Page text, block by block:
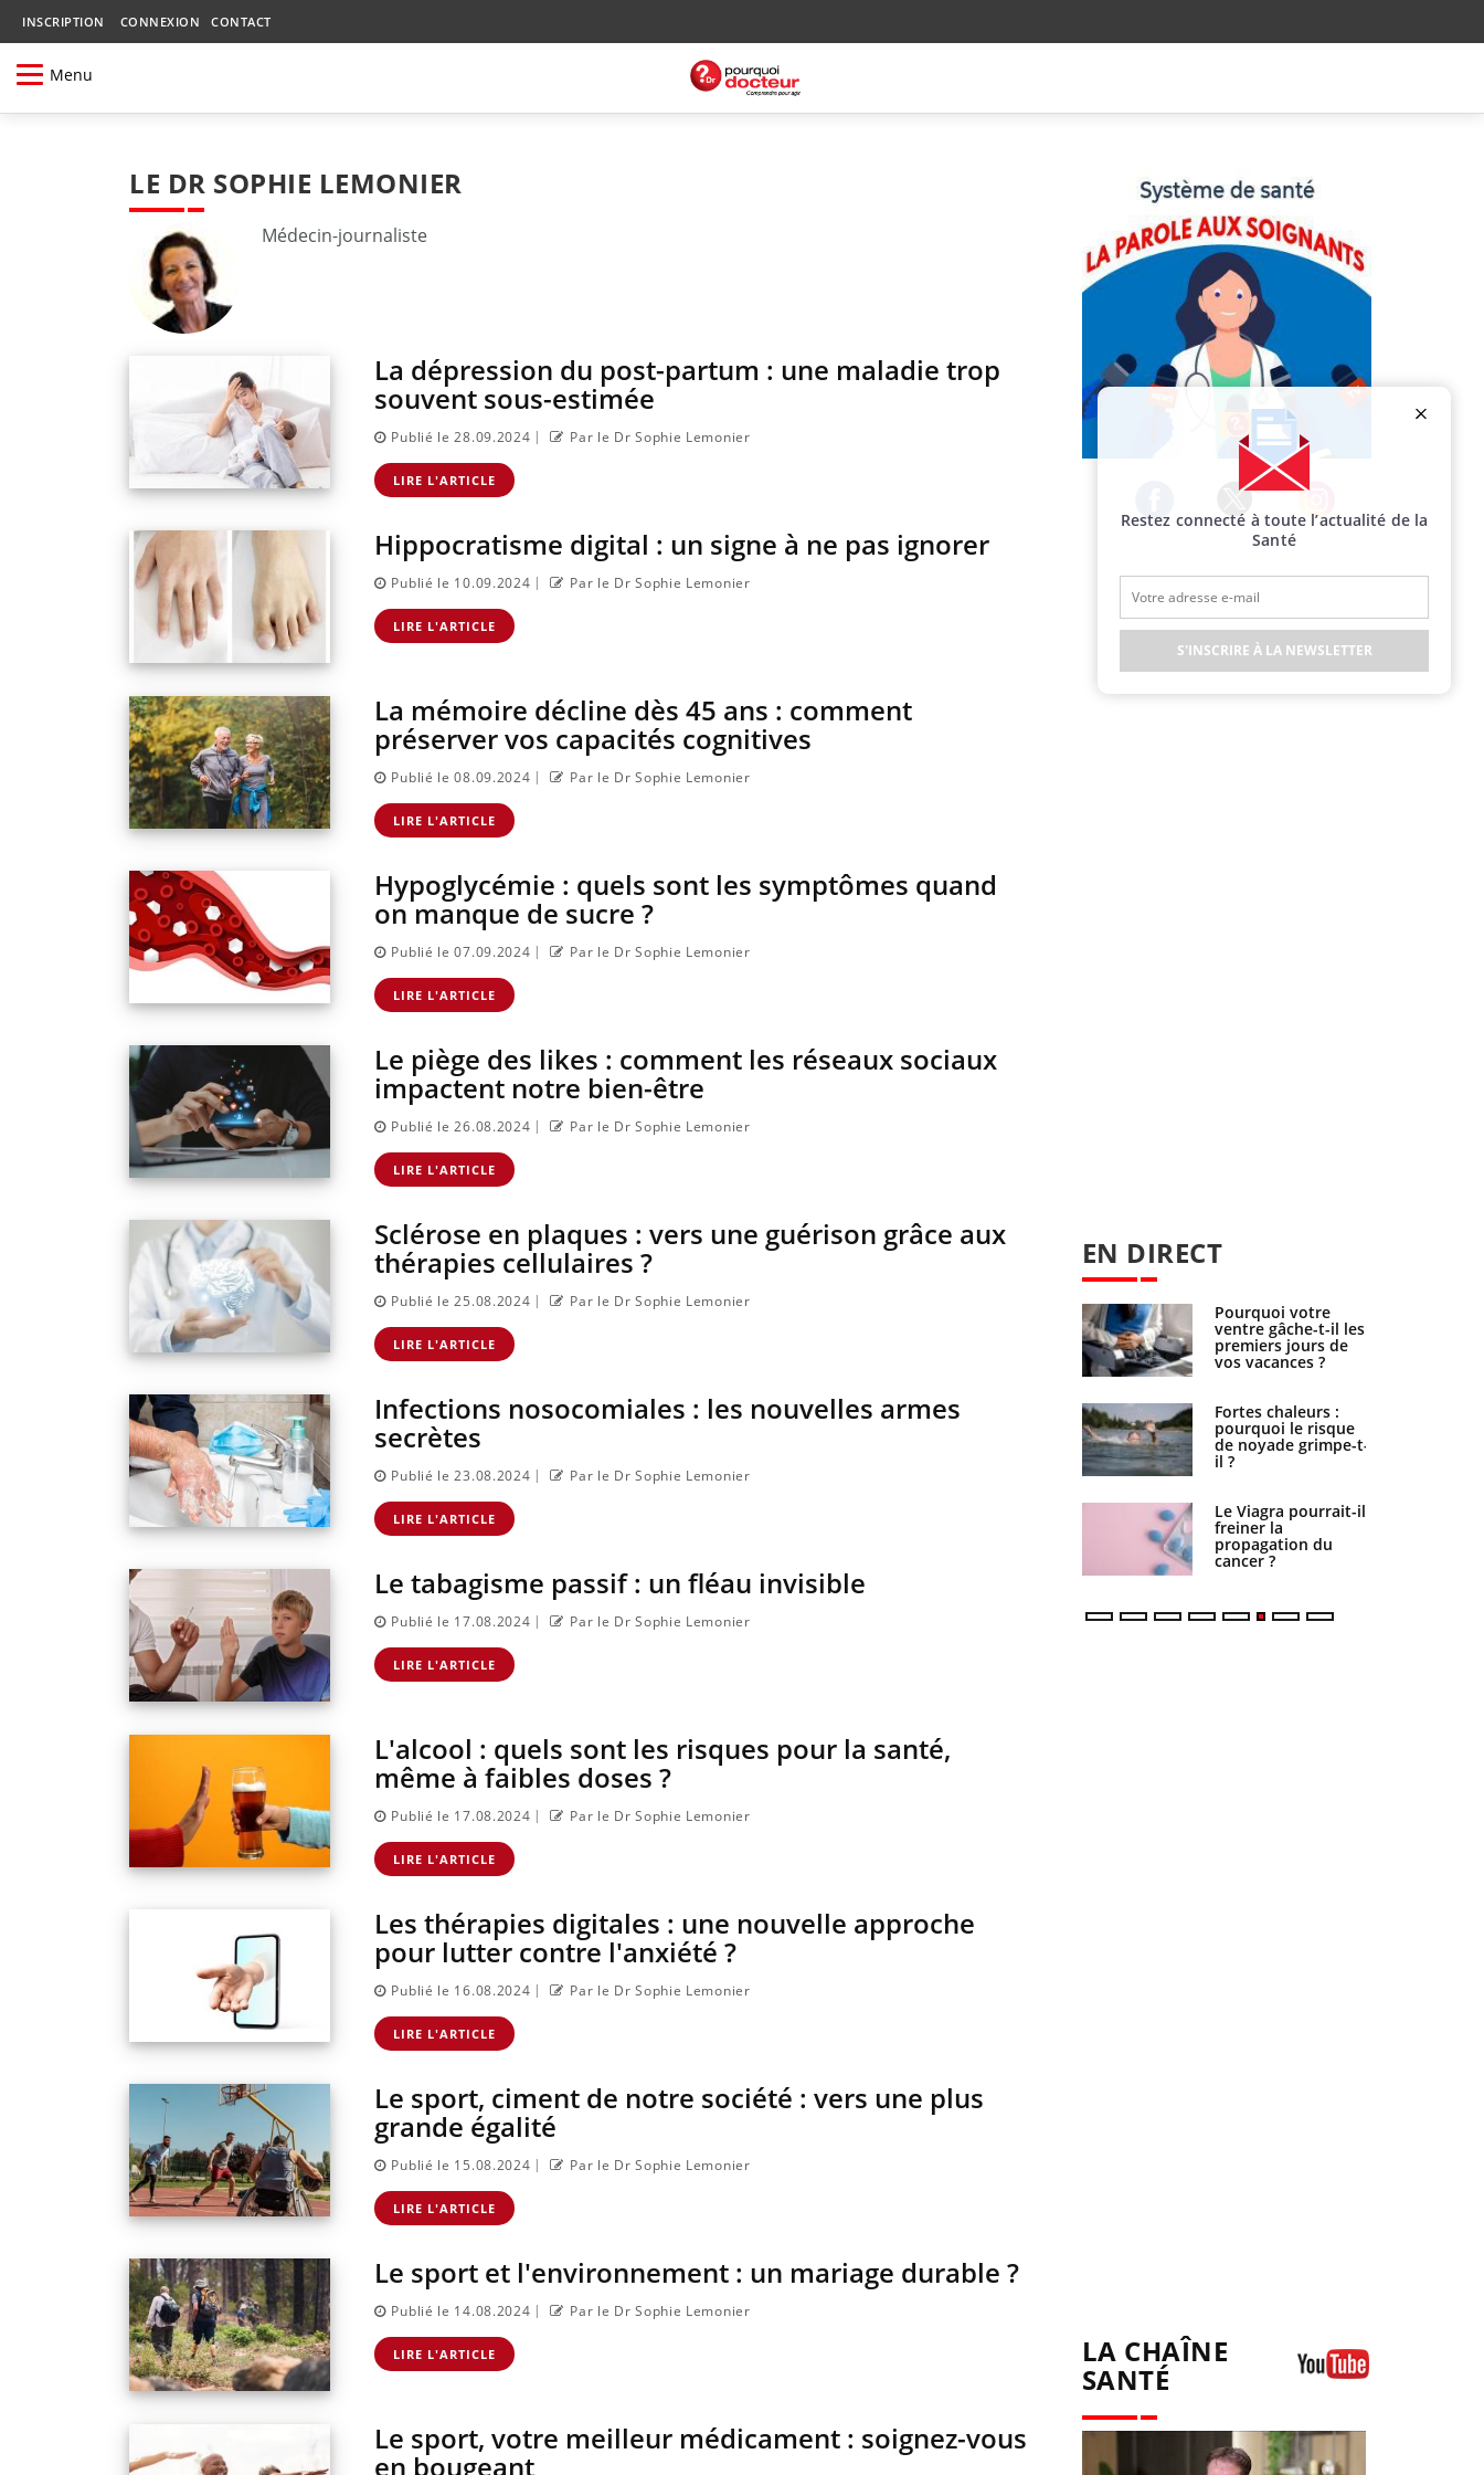
INSCRIPTION CONNEXION CONTACT
Menu
LE DR SOPHIE LEMONIER
Médecin-journaliste
La dépression du post-partum : une maladie trop
souvent sous-estimée
Publié le 28.09.2024 | Par le Dr Sophie Lemonier
LIRE L'ARTICLE
Hippocratisme digital : un signe à ne pas ignorer
Publié le 10.09.2024 | Par le Dr Sophie Lemonier
LIRE L'ARTICLE
La mémoire décline dès 45 ans : comment
préserver vos capacités cognitives
Publié le 08.09.2024 | Par le Dr Sophie Lemonier
LIRE L'ARTICLE
Hypoglycémie : quels sont les symptômes quand
on manque de sucre ?
Publié le 07.09.2024 | Par le Dr Sophie Lemonier
LIRE L'ARTICLE
Le piège des likes : comment les réseaux sociaux
impactent notre bien-être
Publié le 26.08.2024 | Par le Dr Sophie Lemonier
LIRE L'ARTICLE
Sclérose en plaques : vers une guérison grâce aux
thérapies cellulaires ?
Publié le 25.08.2024 | Par le Dr Sophie Lemonier
LIRE L'ARTICLE
Infections nosocomiales : les nouvelles armes
secrètes
Publié le 23.08.2024 | Par le Dr Sophie Lemonier
LIRE L'ARTICLE
Le tabagisme passif : un fléau invisible
Publié le 17.08.2024 | Par le Dr Sophie Lemonier
LIRE L'ARTICLE
L'alcool : quels sont les risques pour la santé,
même à faibles doses ?
Publié le 17.08.2024 | Par le Dr Sophie Lemonier
LIRE L'ARTICLE
Les thérapies digitales : une nouvelle approche
pour lutter contre l'anxiété ?
Publié le 16.08.2024 | Par le Dr Sophie Lemonier
LIRE L'ARTICLE
Le sport, ciment de notre société : vers une plus
grande égalité
Publié le 15.08.2024 | Par le Dr Sophie Lemonier
LIRE L'ARTICLE
Le sport et l'environnement : un mariage durable ?
Publié le 14.08.2024 | Par le Dr Sophie Lemonier
LIRE L'ARTICLE
Le sport, votre meilleur médicament : soignez-vous
en bougeant
Facebook Twitter Instagram
EN DIRECT
Comment éviter une
otite pendant les
Hantavirus : un cas
détecté chez un
touriste en France
Mortalité infantile :
un rapport
Grossesse à risque :
ce jus naturel attire
l'attention des
chercheurs
Comment oublier les
écrans en vacances ?
Toujours connectés :
comment le travail
Cancer colorectal :
Chikungunya,
France ?
La sieste empêche-t-
Pourquoi votre
ventre gâche-t-il les
premiers jours de
vos vacances ?
Fortes chaleurs :
pourquoi le risque
de noyade grimpe-t-
il ?
Le Viagra pourrait-il
freiner la
propagation du
cancer ?
LA CHAÎNE
SANTÉ
Restez connecté à toute l’actualité de la
Santé
S'INSCRIRE À LA NEWSLETTER